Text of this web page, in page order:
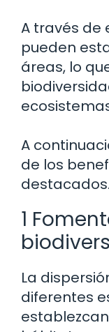
A través de
pueden
áreas, lo
A
de los
destacados.
1
La
diferentes